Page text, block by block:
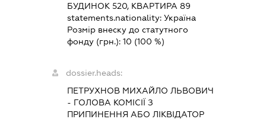
БУДИНОК 520, КВАРТИРА 89
statements.nationality: Україна
Розмір внеску до статутного
фонду (грн.): 10 (100 %)
dossier.heads:
ПЕТРУХНОВ МИХАЙЛО ЛЬВОВИЧ
- ГОЛОВА КОМІСІЇ З
ПРИПИНЕННЯ АБО ЛІКВІДАТОР